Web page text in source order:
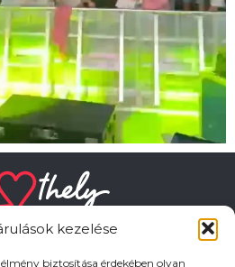
kezelése
biztosítása érdekében olyan